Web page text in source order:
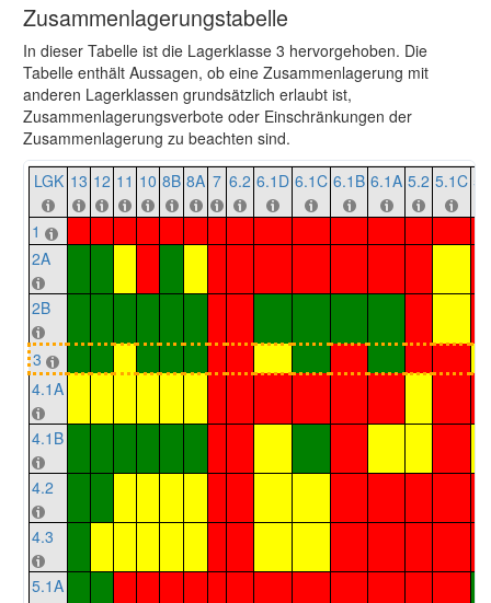
Zusammenlagerungstabelle
In dieser Tabelle ist die Lagerklasse 3 hervorgehoben. Die
Tabelle enthält Aussagen, ob eine Zusammenlagerung mit
anderen Lagerklassen grundsätzlich erlaubt ist,
Zusammenlagerungsverbote oder Einschränkungen der
Zusammenlagerung zu beachten sind.
LGK 13 12 11 10 8B 8A 7 6.2 6.1D 6.1C 6.1B 6.1A 5.2 5.1C
1
2A
2B
3
4.1A
4.1B
4.2
4.3
5.1A